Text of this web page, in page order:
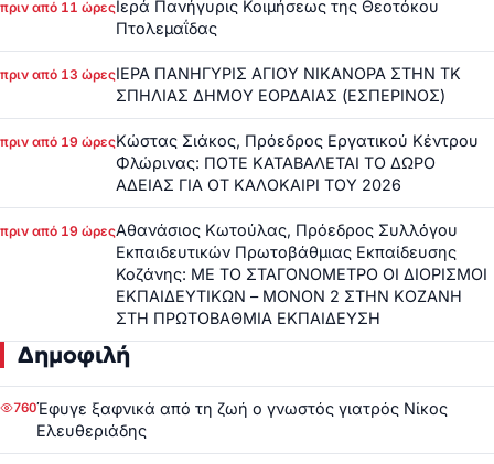
πριν από 11 ώρεςΙερά Πανήγυρις Κοιμήσεως της Θεοτόκου
Πτολεμαΐδας
πριν από 13 ώρεςΙΕΡΑ ΠΑΝΗΓΥΡΙΣ ΑΓΙΟΥ ΝΙΚΑΝΟΡΑ ΣΤΗΝ ΤΚ
ΣΠΗΛΙΑΣ ΔΗΜΟΥ ΕΟΡΔΑΙΑΣ (ΕΣΠΕΡΙΝΟΣ)
πριν από 19 ώρεςΚώστας Σιάκος, Πρόεδρος Εργατικού Κέντρου
Φλώρινας: ΠΟΤΕ ΚΑΤΑΒΑΛΕΤΑΙ ΤΟ ΔΩΡΟ
ΑΔΕΙΑΣ ΓΙΑ ΟΤ ΚΑΛΟΚΑΙΡΙ ΤΟΥ 2026
πριν από 19 ώρεςΑθανάσιος Κωτούλας, Πρόεδρος Συλλόγου
Εκπαιδευτικών Πρωτοβάθμιας Εκπαίδευσης
Κοζάνης: ΜΕ ΤΟ ΣΤΑΓΟΝΟΜΕΤΡΟ ΟΙ ΔΙΟΡΙΣΜΟΙ
ΕΚΠΑΙΔΕΥΤΙΚΩΝ – ΜΟΝΟΝ 2 ΣΤΗΝ ΚΟΖΑΝΗ
ΣΤΗ ΠΡΩΤΟΒΑΘΜΙΑ ΕΚΠΑΙΔΕΥΣΗ
Δημοφιλή
760Έφυγε ξαφνικά από τη ζωή ο γνωστός γιατρός Νίκος
Ελευθεριάδης